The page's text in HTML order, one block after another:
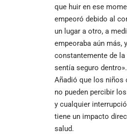
que huir en ese
empeoró debido al
un lugar a otro, a
empeoraba aún más,
constantemente de
sentía seguro dentro».
Añadió que los niños
no pueden percibir
y cualquier
tiene un impacto
salud.